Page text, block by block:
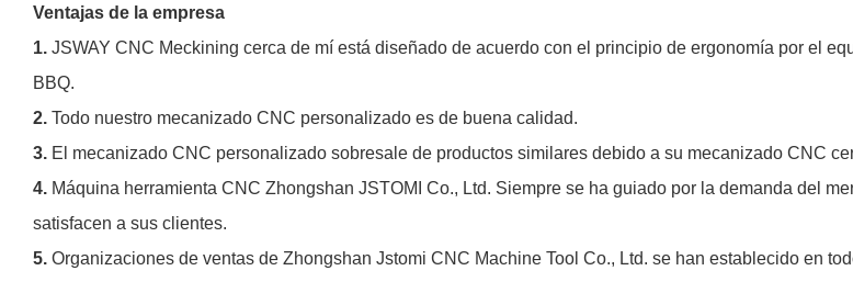
Ventajas de la empresa
1. JSWAY CNC Meckining cerca de mí está diseñado de acuerdo con el principio de ergonomía por el
BBQ.
2. Todo nuestro mecanizado CNC personalizado es de buena calidad.
3. El mecanizado CNC personalizado sobresale de productos similares debido a su mecanizado CNC
4. Máquina herramienta CNC Zhongshan JSTOMI Co., Ltd. Siempre se ha guiado por la demanda del
satisfacen a sus clientes.
5. Organizaciones de ventas de Zhongshan Jstomi CNC Machine Tool Co., Ltd. se han establecido en